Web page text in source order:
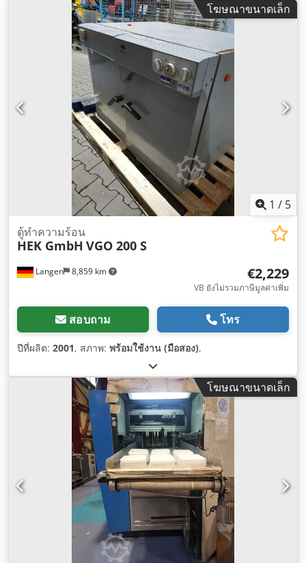
โฆษณาขนาดเล็ก
1 / 5
Langen 8,859 km
ตู้ทำความร้อน
HEK GmbH VGO 200 S
€2,229
VB ยังไม่รวมภาษีมูลค่าเพิ่ม
สอบถาม โทร
ปีที่ผลิต: 2001, สภาพ: พร้อมใช้งาน (มือสอง),
โฆษณาขนาดเล็ก